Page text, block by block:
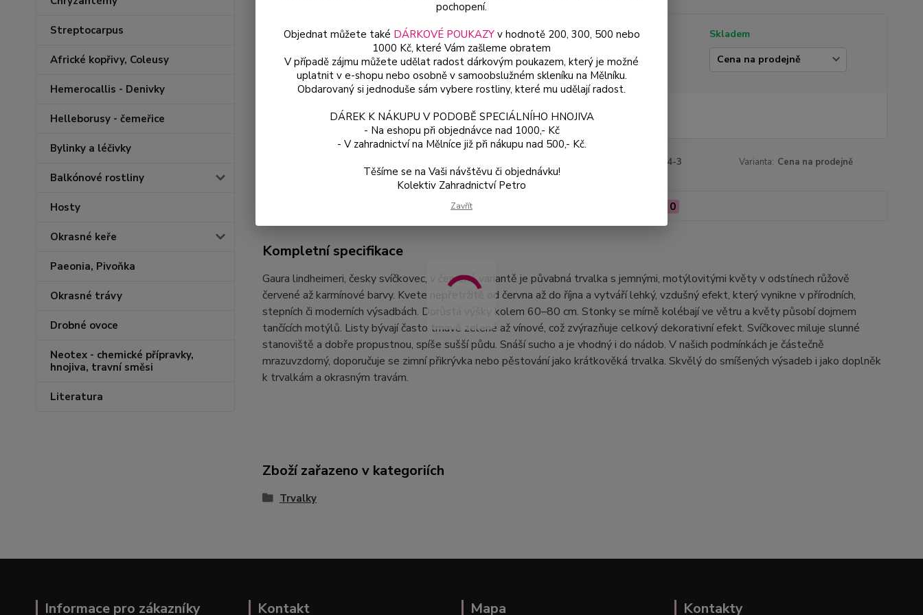
Streptocarpus
Africké kopřivy, Coleusy
Hemerocallis - Denivky
Helleborusy - čemeřice
Bylinky a léčivky
Balkónové rostliny
Hosty
Okrasné keře
Paeonia, Pivoňka
Okrasné trávy
Drobné ovoce
Neotex - chemické přípravky,
hnojiva, travní směsi
Literatura
Dostupnost
Skladem
Varianta
3144-3 Varianta: Cena na prodejně
0
Kompletní specifikace
Gaura lindheimeri, česky svíčkovec, v červené variantě je půvabná trvalka s jemnými, motýlovitými květy v odstínech růžově
červené až karmínové barvy. Kvete nepřetržitě od června až do října a vytváří lehký, vzdušný efekt, který vynikne v přírodních,
stepních či moderních výsadbách. Dorůstá výšky kolem 60–80 cm. Stonky se mírně kolébají ve větru a květy působí dojmem
tančících motýlů. Listy bývají často tmavě zelené až vínové, což zvýrazňuje celkový dekorativní efekt. Svíčkovec miluje slunné
stanoviště a dobře propustnou, spíše sušší půdu. Snáší sucho a je vhodný i do nádob. V našich podmínkách je částečně
mrazuvzdorný, doporučuje se zimní přikrývka nebo pěstování jako krátkověká trvalka. Skvělý do smíšených výsadeb i jako doplněk
k trvalkám a okrasným travám.
Zboží zařazeno v kategoriích
Trvalky
Informace pro zákazníky Kontakt Mapa Kontakty
pochopení.
Objednat můžete také DÁRKOVÉ POUKAZYv hodnotě 200, 300, 500 nebo
1000 Kč, které Vám zašleme obratem
V případě zájmu můžete udělat radost dárkovým poukazem, který je možné
uplatnit v e-shopu nebo osobně v samoobslužném skleníku na Mělníku.
Obdarovaný si jednoduše sám vybere rostliny, které mu udělají radost.
DÁREK K NÁKUPU V PODOBĚ SPECIÁLNÍHO HNOJIVA
- Na eshopu při objednávce nad 1000,- Kč
- V zahradnictví na Mělníce již při nákupu nad 500,- Kč.
Těšíme se na Vaši návštěvu či objednávku!
Kolektiv Zahradnictví Petro
Zavřít